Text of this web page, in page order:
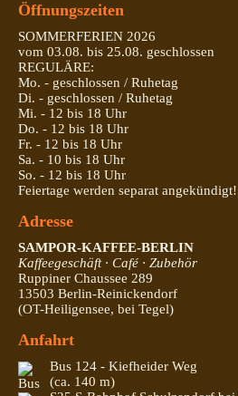
Öffnungszeiten
SOMMERFERIEN 2026
vom 03.08. bis 25.08. geschlossen
REGULÄRE:
Mo. - geschlossen / Ruhetag
Di. - geschlossen / Ruhetag
Mi. - 12 bis 18 Uhr
Do. - 12 bis 18 Uhr
Fr. - 12 bis 18 Uhr
Sa. - 10 bis 18 Uhr
So. - 12 bis 18 Uhr
Feiertage werden separat angekündigt!
Adresse
SAMPOR-KAFFEE-BERLIN
Kaffeegeschäft · Café · Zubehör
Ruppiner Chaussee 289
13503 Berlin-Reinickendorf
(OT-Heiligensee, bei Tegel)
Anfahrt
Bus 124 - Kiefheider Weg
(ca. 140 m)